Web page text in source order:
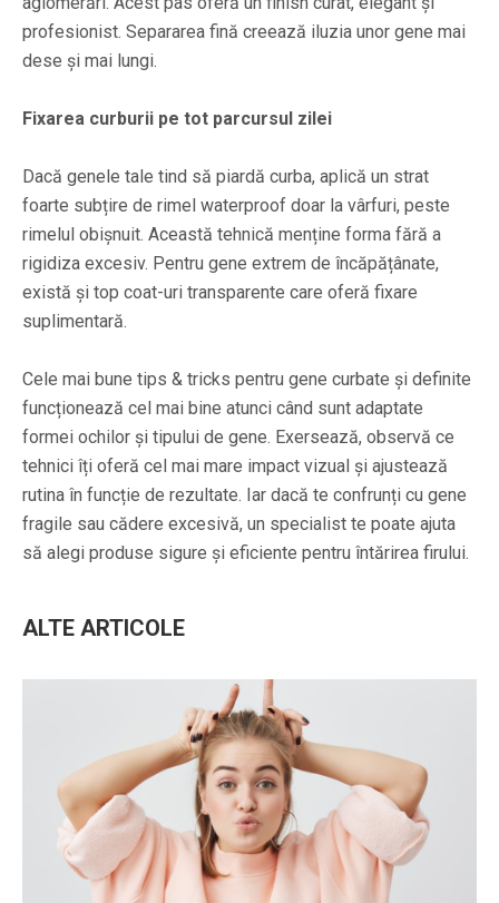
profesionist. Separarea fină creează iluzia unor gene mai
dese și mai lungi.
Fixarea curburii pe tot parcursul zilei
Dacă genele tale tind să piardă curba, aplică un strat
foarte subțire de rimel waterproof doar la vârfuri, peste
rimelul obișnuit. Această tehnică menține forma fără a
rigidiza excesiv. Pentru gene extrem de încăpățânate,
există și top coat-uri transparente care oferă fixare
suplimentară.
Cele mai bune tips & tricks pentru gene curbate și definite
funcționează cel mai bine atunci când sunt adaptate
formei ochilor și tipului de gene. Exersează, observă ce
tehnici îți oferă cel mai mare impact vizual și ajustează
rutina în funcție de rezultate. Iar dacă te confrunți cu gene
fragile sau cădere excesivă, un specialist te poate ajuta
să alegi produse sigure și eficiente pentru întărirea firului.
ALTE ARTICOLE